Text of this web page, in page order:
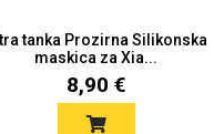
tanka Prozirna Silikonska
maskica za Xia...
8,90 €